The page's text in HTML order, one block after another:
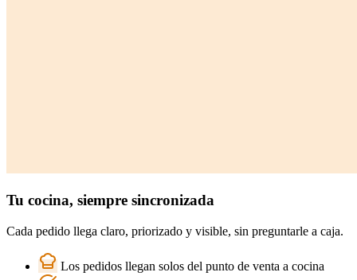
Tu cocina, siempre sincronizada
Cada pedido llega claro, priorizado y visible, sin preguntarle a caja.
Los pedidos llegan solos del punto de venta a cocina